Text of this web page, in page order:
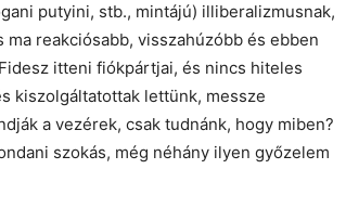
putyini, stb., mintájú) illiberalizmusnak,
reakciósabb, visszahúzóbb és ebben
itteni fiókpártjai, és nincs hiteles
kiszolgáltatottak lettünk, messze
a vezérek, csak tudnánk, hogy miben?
szokás, még néhány ilyen győzelem